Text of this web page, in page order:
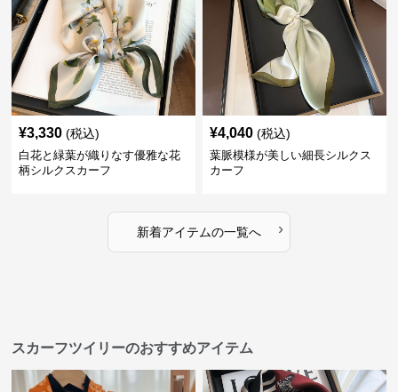
¥3,330 (税込)
白花と緑葉が織りなす優雅な花
柄シルクスカーフ
¥4,040 (税込)
葉脈模様が美しい細長シルクス
カーフ
新着アイテムの一覧へ ›
スカーフツイリーのおすすめアイテム